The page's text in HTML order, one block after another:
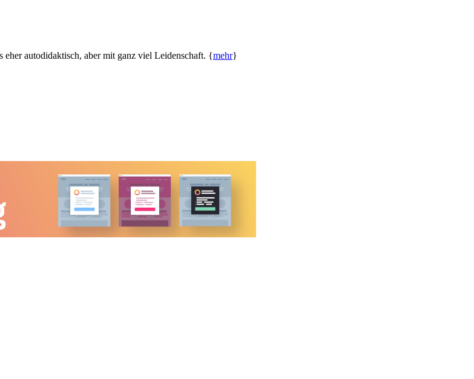
eher autodidaktisch, aber mit ganz viel Leidenschaft. {mehr}